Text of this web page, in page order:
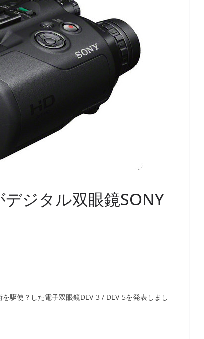
ジタル双眼鏡SONY
駆使？した電子双眼鏡DEV-3 / DEV-5を発表しまし